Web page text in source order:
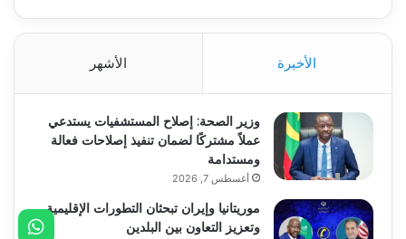
الأخيرة الأشهر
وزير الصحة: إصلاح المستشفيات يستدعي
عملاً مشتركًا لضمان تنفيذ إصلاحات فعالة
ومستدامة
أغسطس 7, 2026
موريتانيا وإيران تبحثان التطورات الإقليمية
وتعزيز التعاون بين البلدين